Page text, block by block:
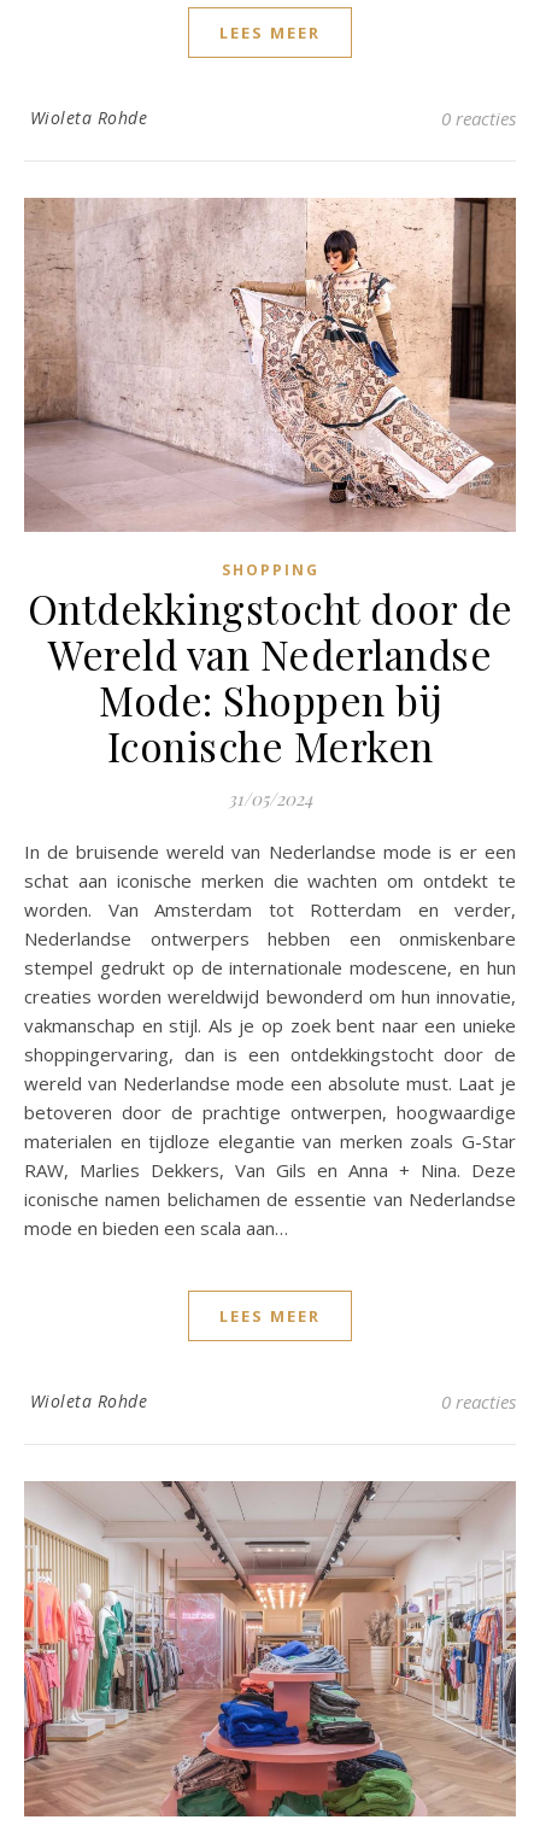
LEES MEER
Wioleta Rohde 0 reacties
SHOPPING
Ontdekkingstocht door de
Wereld van Nederlandse
Mode: Shoppen bij
Iconische Merken
31/05/2024
In de bruisende wereld van Nederlandse mode is er een
schat aan iconische merken die wachten om ontdekt te
worden. Van Amsterdam tot Rotterdam en verder,
Nederlandse ontwerpers hebben een onmiskenbare
stempel gedrukt op de internationale modescene, en hun
creaties worden wereldwijd bewonderd om hun innovatie,
vakmanschap en stijl. Als je op zoek bent naar een unieke
shoppingervaring, dan is een ontdekkingstocht door de
wereld van Nederlandse mode een absolute must. Laat je
betoveren door de prachtige ontwerpen, hoogwaardige
materialen en tijdloze elegantie van merken zoals G-Star
RAW, Marlies Dekkers, Van Gils en Anna + Nina. Deze
iconische namen belichamen de essentie van Nederlandse
mode en bieden een scala aan…
LEES MEER
Wioleta Rohde 0 reacties